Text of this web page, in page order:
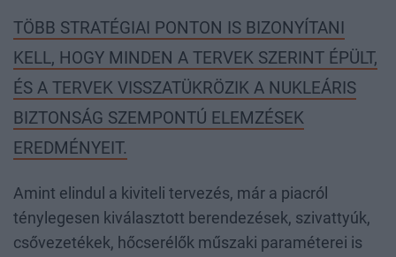
TÖBB STRATÉGIAI PONTON IS BIZONYÍTANI
KELL, HOGY MINDEN A TERVEK SZERINT ÉPÜLT,
ÉS A TERVEK VISSZATÜKRÖZIK A NUKLEÁRIS
BIZTONSÁG SZEMPONTÚ ELEMZÉSEK
EREDMÉNYEIT.
Amint elindul a kiviteli tervezés, már a piacról
ténylegesen kiválasztott berendezések, szivattyúk,
csővezetékek, hőcserélők műszaki paraméterei is